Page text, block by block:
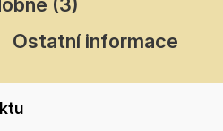
(3)
Ostatní informace